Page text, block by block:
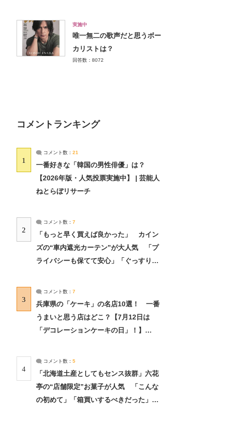
実施中
唯一無二の歌声だと思うボー
カリストは？
回答数：8072
コメントランキング
1
コメント数： 21
一番好きな「韓国の男性俳優」は？
【2026年版・人気投票実施中】 | 芸能人
ねとらぼリサーチ
2
コメント数： 7
「もっと早く買えば良かった」 カイン
ズの“車内遮光カーテン”が大人気 「プ
ライバシーも保てて安心」「ぐっすり眠
3
コメント数： 7
兵庫県の「ケーキ」の名店10選！ 一番
うまいと思う店はどこ？【7月12日は
「デコレーションケーキの日」！】
4
コメント数： 5
「北海道土産としてもセンス抜群」六花
亭の“店舗限定”お菓子が人気 「こんな
の初めて」「箱買いするべきだった」